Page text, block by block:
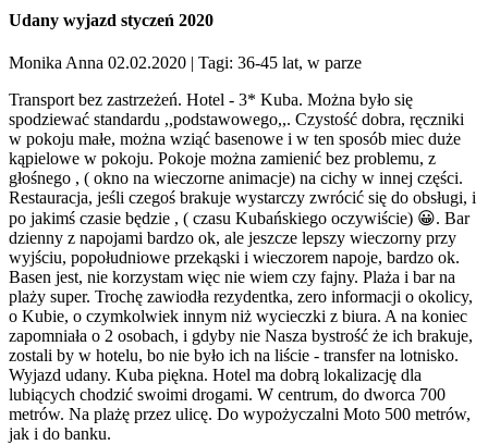
Udany wyjazd styczeń 2020
Monika Anna 02.02.2020 | Tagi: 36-45 lat, w parze
Transport bez zastrzeżeń. Hotel - 3* Kuba. Można było się
spodziewać standardu ,,podstawowego,,. Czystość dobra, ręczniki
w pokoju małe, można wziąć basenowe i w ten sposób miec duże
kąpielowe w pokoju. Pokoje można zamienić bez problemu, z
głośnego , ( okno na wieczorne animacje) na cichy w innej części.
Restauracja, jeśli czegoś brakuje wystarczy zwrócić się do obsługi, i
po jakimś czasie będzie , ( czasu Kubańskiego oczywiście) 😀. Bar
dzienny z napojami bardzo ok, ale jeszcze lepszy wieczorny przy
wyjściu, popołudniowe przekąski i wieczorem napoje, bardzo ok.
Basen jest, nie korzystam więc nie wiem czy fajny. Plaża i bar na
plaży super. Trochę zawiodła rezydentka, zero informacji o okolicy,
o Kubie, o czymkolwiek innym niż wycieczki z biura. A na koniec
zapomniała o 2 osobach, i gdyby nie Nasza bystrość że ich brakuje,
zostali by w hotelu, bo nie było ich na liście - transfer na lotnisko.
Wyjazd udany. Kuba piękna. Hotel ma dobrą lokalizację dla
lubiących chodzić swoimi drogami. W centrum, do dworca 700
metrów. Na plażę przez ulicę. Do wypożyczalni Moto 500 metrów,
jak i do banku.